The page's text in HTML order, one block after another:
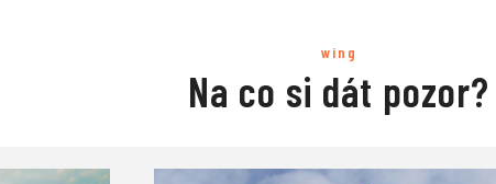
wing
Na co si dát pozor?